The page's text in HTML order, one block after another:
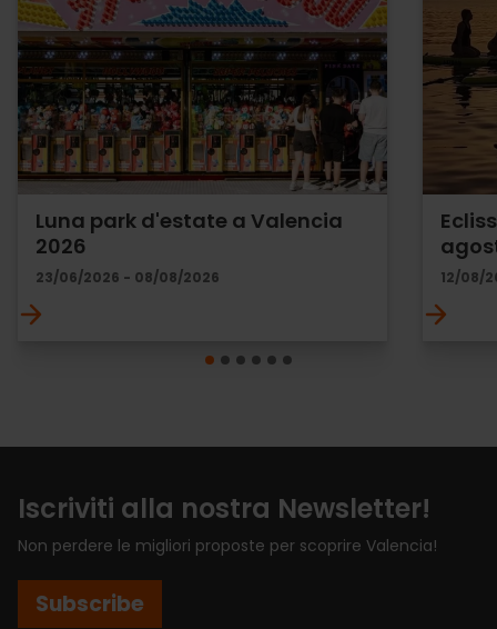
Luna park d'estate a Valencia
2026
23/06/2026 - 08/08/2026 12/08/
Iscriviti alla nostra Newsletter!
Non perdere le migliori proposte per scoprire Valencia!
Subscribe